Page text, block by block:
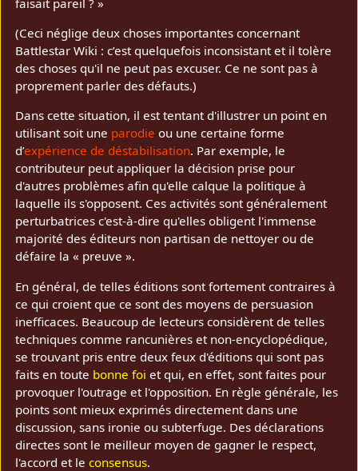
faisait pareil ? »
(Ceci néglige deux choses importantes concernant
Battlestar Wiki : c’est quelquefois inconsistant et il tolère
des choses qu'il ne peut pas excuser. Ce ne sont pas à
proprement parler des défauts.)
Dans cette situation, il est tentant d'illustrer un point en
utilisant soit une parodie ou une certaine forme
d’expérience de déstabilisation. Par exemple, le
contributeur peut appliquer la décision prise pour
d'autres problèmes afin qu'elle calque la politique à
laquelle ils s'opposent. Ces activités sont généralement
perturbatrices c'est-à-dire qu'elles obligent l'immense
majorité des éditeurs non partisan de nettoyer ou de
défaire la « preuve ».
En général, de telles éditions sont fortement contraires à
ce qui croient que ce sont des moyens de persuasion
inefficaces. Beaucoup de lecteurs considèrent de telles
techniques comme rancunières et non-encyclopédique,
se trouvant pris entre deux feux d'éditions qui sont pas
faits en toute bonne foi et qui, en effet, sont faites pour
provoquer l'outrage et l'opposition. En règle générale, les
points sont mieux exprimés directement dans une
discussion, sans ironie ou subterfuge. Des déclarations
directes sont le meilleur moyen de gagner le respect,
l'accord et leconsensus.